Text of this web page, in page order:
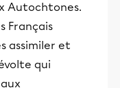
Autochtones.
Français
assimiler et
qui